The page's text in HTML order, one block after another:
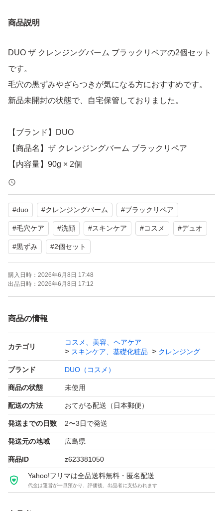
商品説明
DUO ザ クレンジングバーム ブラックリペアの2個セット
です。
毛穴の黒ずみやざらつきが気になる方におすすめです。
新品未開封の状態で、自宅保管しておりました。
【ブランド】DUO
【商品名】ザ クレンジングバーム ブラックリペア
【内容量】90g × 2個
【商品の状態】未使用
【カラー】ブラック系
よろしくお願いいたします。
#duo #クレンジングバーム #ブラックリペア
#毛穴ケア #洗顔 #スキンケア #コスメ #デュオ
#黒ずみ #2個セット
購入日時： 2026年6月8日 17:48
出品日時： 2026年6月8日 17:12
商品の情報
カテゴリ
コスメ、美容、ヘアケア
スキンケア、基礎化粧品
クレンジング
ブランド DUO（コスメ）
商品の状態 未使用
配送の方法 おてがる配送（日本郵便）
発送までの日数 2〜3日で発送
発送元の地域 広島県
商品ID z623381050
Yahoo!フリマは全品送料無料・匿名配送
代金は運営が一旦預かり、評価後、出品者に支払われます